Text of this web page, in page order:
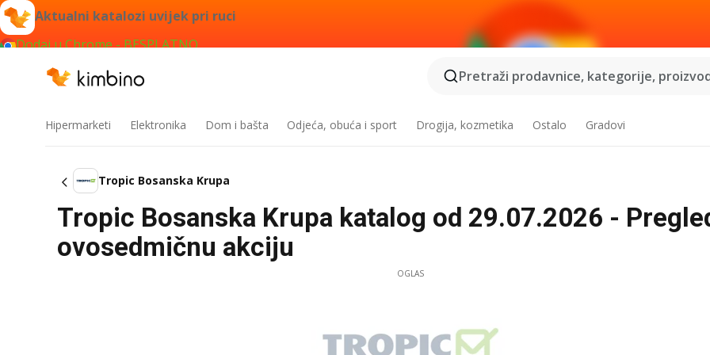
Aktualni katalozi uvijek pri ruci
Dodaj u Chrome - BESPLATNO
Pretraži prodavnice, kategorije,
Hipermarketi Elektronika Dom i bašta Odjeća, obuća i sport Drogija, kozmetika Ostalo Gradovi
Tropic Bosanska Krupa
Tropic Bosanska Krupa katalog od 29.07.2026 -
ovosedmičnu akciju
OGLAS